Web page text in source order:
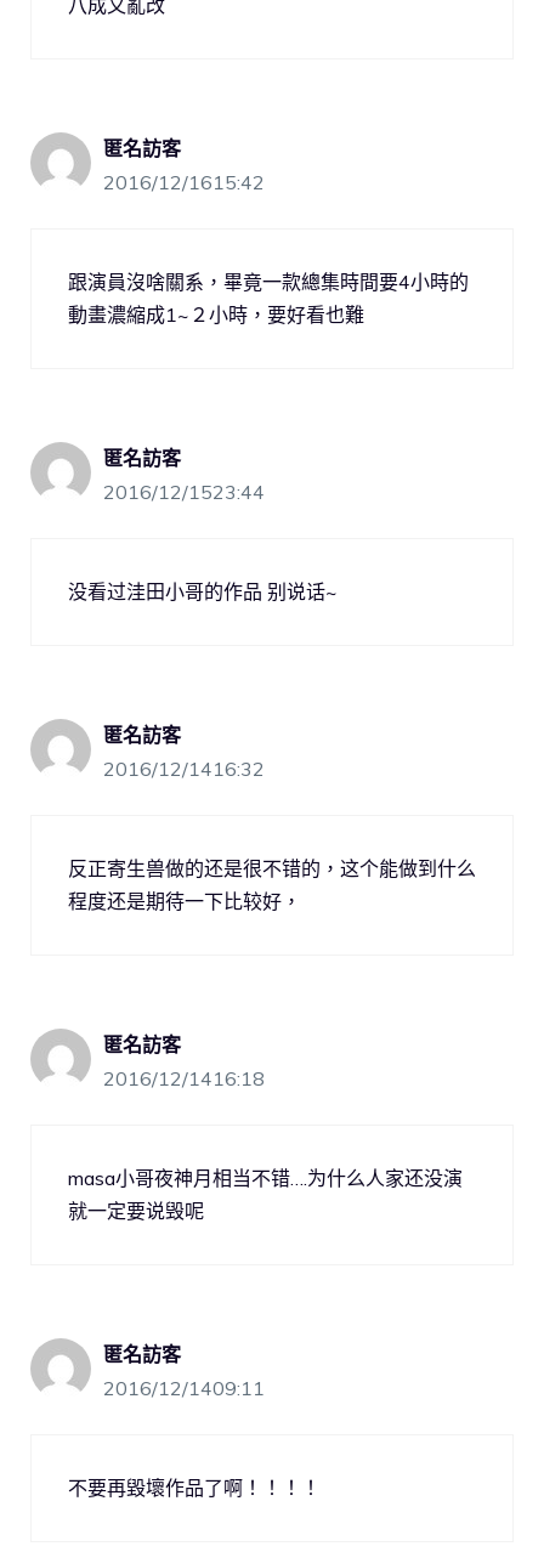
匿名訪客
2016/12/1615:42
跟演員沒啥關系，畢竟一款總集時間要4小時的
動畫濃縮成1~２小時，要好看也難
匿名訪客
2016/12/1523:44
没看过洼田小哥的作品 别说话~
匿名訪客
2016/12/1416:32
反正寄生兽做的还是很不错的，这个能做到什么
程度还是期待一下比较好，
匿名訪客
2016/12/1416:18
masa小哥夜神月相当不错….为什么人家还没演
就一定要说毁呢
匿名訪客
2016/12/1409:11
不要再毀壞作品了啊！！！！